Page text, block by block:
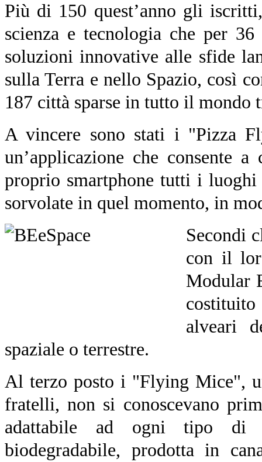
Più di 150 quest’anno gli
scienza e tecnologia che per
soluzioni innovative alle sfide
sulla Terra e nello Spazio, così
187 città sparse in tutto il
A vincere sono stati i "Pizza
un’applicazione che consente
proprio smartphone tutti i
sorvolate in quel momento, in
Secondi
con il
Modular
costituito
alveari
spaziale o terrestre.
Al terzo posto i "Flying Mice",
fratelli, non si conoscevano
adattabile ad ogni tipo di
biodegradabile, prodotta in